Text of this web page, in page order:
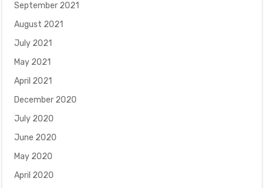
September 2021
August 2021
July 2021
May 2021
April 2021
December 2020
July 2020
June 2020
May 2020
April 2020